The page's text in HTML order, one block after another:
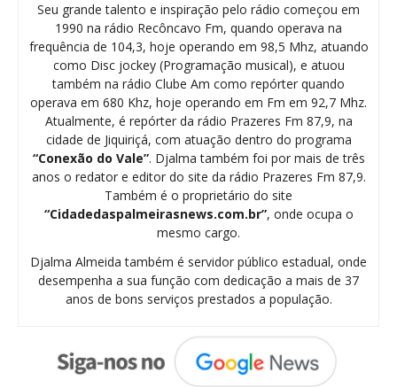
Seu grande talento e inspiração pelo rádio começou em
1990 na rádio Recôncavo Fm, quando operava na
frequência de 104,3, hoje operando em 98,5 Mhz, atuando
como Disc jockey (Programação musical), e atuou
também na rádio Clube Am como repórter quando
operava em 680 Khz, hoje operando em Fm em 92,7 Mhz.
Atualmente, é repórter da rádio Prazeres Fm 87,9, na
cidade de Jiquiriçá, com atuação dentro do programa
“Conexão do Vale”. Djalma também foi por mais de três
anos o redator e editor do site da rádio Prazeres Fm 87,9.
Também é o proprietário do site
“Cidadedaspalmeirasnews.com.br”, onde ocupa o
mesmo cargo.
Djalma Almeida também é servidor público estadual, onde
desempenha a sua função com dedicação a mais de 37
anos de bons serviços prestados a população.